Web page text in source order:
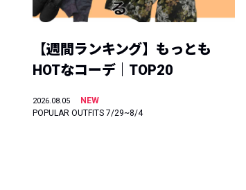
【週間ランキング】もっとも
HOTなコーデ｜TOP20
2026.08.05
NEW
POPULAR OUTFITS 7/29~8/4